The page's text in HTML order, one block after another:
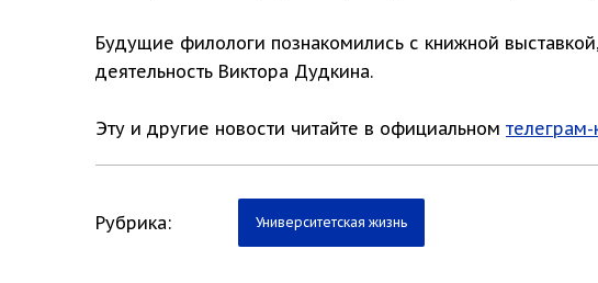
Будущие филологи познакомились с книжной
деятельность Виктора Дудкина.
Эту и другие новости читайте в официальном телеграм-
Рубрика: Университетская жизнь